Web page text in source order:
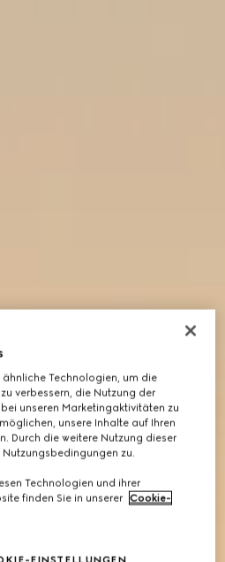
Technologien, um die
verbessern, die Nutzung der
unseren Marketingaktivitäten zu
unsere Inhalte auf Ihren
Durch die weitere Nutzung dieser
zu.
Technologien und ihrer
finden Sie in unserer Cookie-